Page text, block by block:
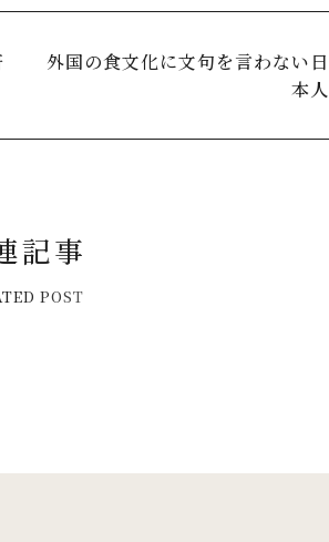
外国の食文化に文句を言わない日
本人
記事
TED POST